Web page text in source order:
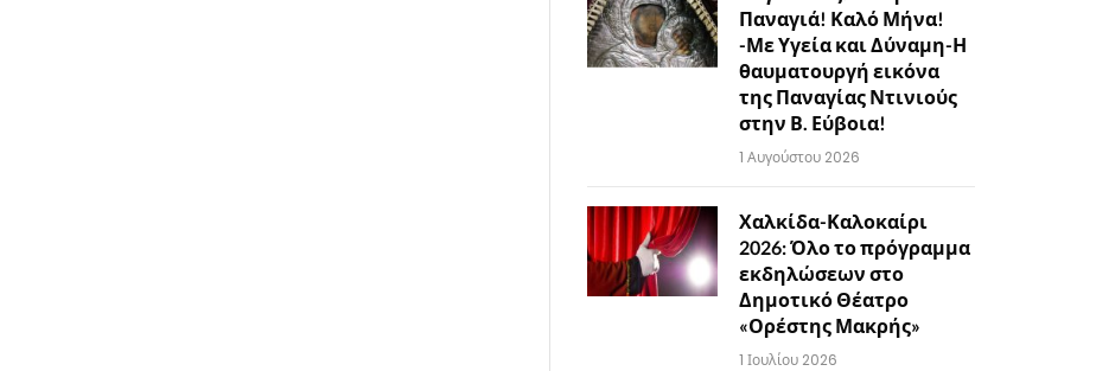
Παναγιά! Καλό Μήνα!
-Με Υγεία και Δύναμη-Η
θαυματουργή εικόνα
της Παναγίας Ντινιούς
στην Β. Εύβοια!
1 Αυγούστου 2026
Χαλκίδα-Καλοκαίρι
2026: Όλο το πρόγραμμα
εκδηλώσεων στο
Δημοτικό Θέατρο
«Ορέστης Μακρής»
1 Ιουλίου 2026